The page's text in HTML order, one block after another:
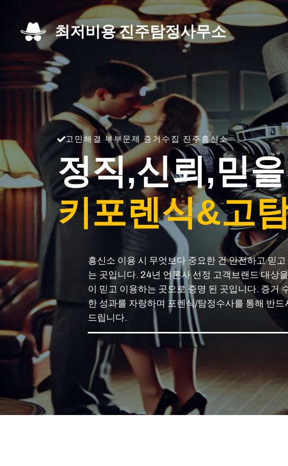
content
최저비용 진주탐정사무소
고민해결 부부문제 증거수집 진주흥신소
정직,신뢰,믿
키포렌식&고
흥신소 이용 시 무엇보다 중요한 건 안전하고 믿
는 곳입니다. 24년 언론사 선정 고객브랜드 대상
이 믿고 이용하는 곳으로 증명 된 곳입니다. 증거
한 성과를 자랑하며 포렌식/탐정수사를 통해 반
드립니다.